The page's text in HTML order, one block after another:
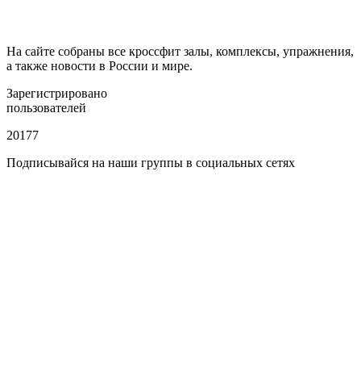
На сайте собраны все кроссфит залы, комплексы, упражнения,
а также новости в России и мире.
Зарегистрировано
пользователей
20177
Подписывайся на наши группы в социальных сетях